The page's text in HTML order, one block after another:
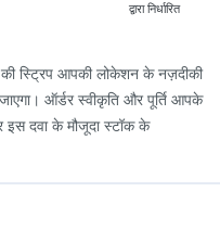
द्वारा निर्धारित
स्ट्रिप आपकी लोकेशन के नज़दीकी
जाएगा। ऑर्डर स्वीकृति और पूर्ति आपके
इस दवा के मौजूदा स्टॉक के